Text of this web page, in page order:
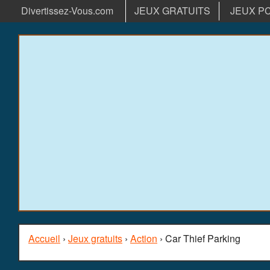
Divertissez-Vous.com JEUX GRATUITS JEUX
Accueil › Jeux gratuits › Action › Car Thief Parking